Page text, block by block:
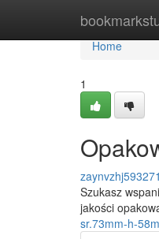
Home
Home
1
zaynvzhj593271
Szukasz
jakości
sr.73mm-h-